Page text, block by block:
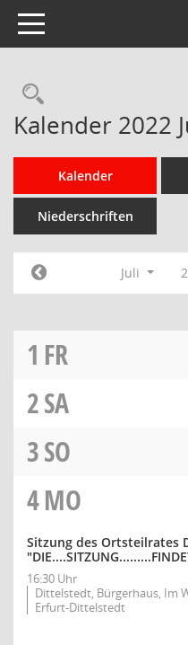
Toggle navigation
Kalender 2022
Kalender
Niederschriften
Juli
1 FR
2SA
3SO
4MO
Sitzung des Ortsteilrates
16:30 Uhr
Dittelstedt, Bürgerhaus, Im
Erfurt-Dittelstedt